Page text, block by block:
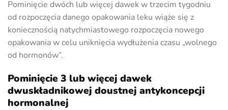
Pominięcie dwóch lub więcej dawek w trzecim tygodniu
od rozpoczęcia danego opakowania leku wiąże się z
koniecznością natychmiastowego rozpoczęcia nowego
opakowania w celu uniknięcia wydłużenia czasu „wolnego
od hormonów”.
Pominięcie 3 lub więcej dawek
dwuskładnikowej doustnej antykoncepcji
hormonalnej